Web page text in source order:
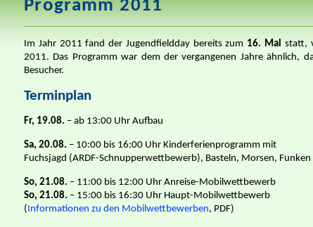
Programm 2011
Im Jahr 2011 fand der Jugendfieldday bereits zum 16. Mal statt,
2011. Das Programm war dem der vergangenen Jahre ähnlich,
Besucher.
Terminplan
Fr, 19.08. – ab 13:00 Uhr Aufbau
Sa, 20.08. – 10:00 bis 16:00 Uhr Kinderferienprogramm mit
Fuchsjagd (ARDF-Schnupperwettbewerb), Basteln, Morsen, Funken
So, 21.08. – 11:00 bis 12:00 Uhr Anreise-Mobilwettbewerb
So, 21.08. – 15:00 bis 16:30 Uhr Haupt-Mobilwettbewerb
(Informationen zu den Mobilwettbewerben, PDF)